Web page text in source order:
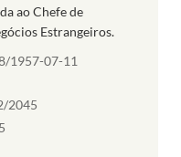
ao Chefe de
Estrangeiros.
1957-07-11
2045